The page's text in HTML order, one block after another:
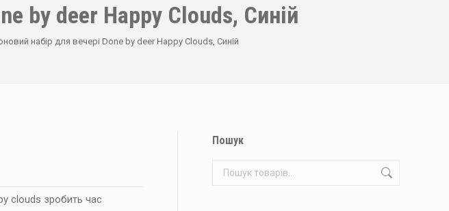
by deer Happy Clouds, Синій
набір для вечері Done by deer Happy Clouds, Синій
clouds зробить час
Пошук